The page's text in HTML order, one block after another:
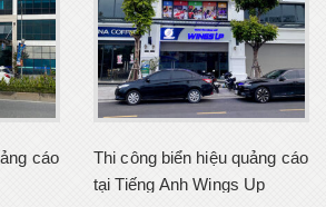
cáo
Thi công biển hiệu quảng cáo
tại Tiếng Anh Wings Up